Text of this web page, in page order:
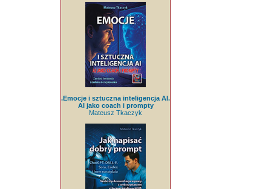
.Emocje i sztuczna inteligencja AI.
AI jako coach i prompty
Mateusz Tkaczyk